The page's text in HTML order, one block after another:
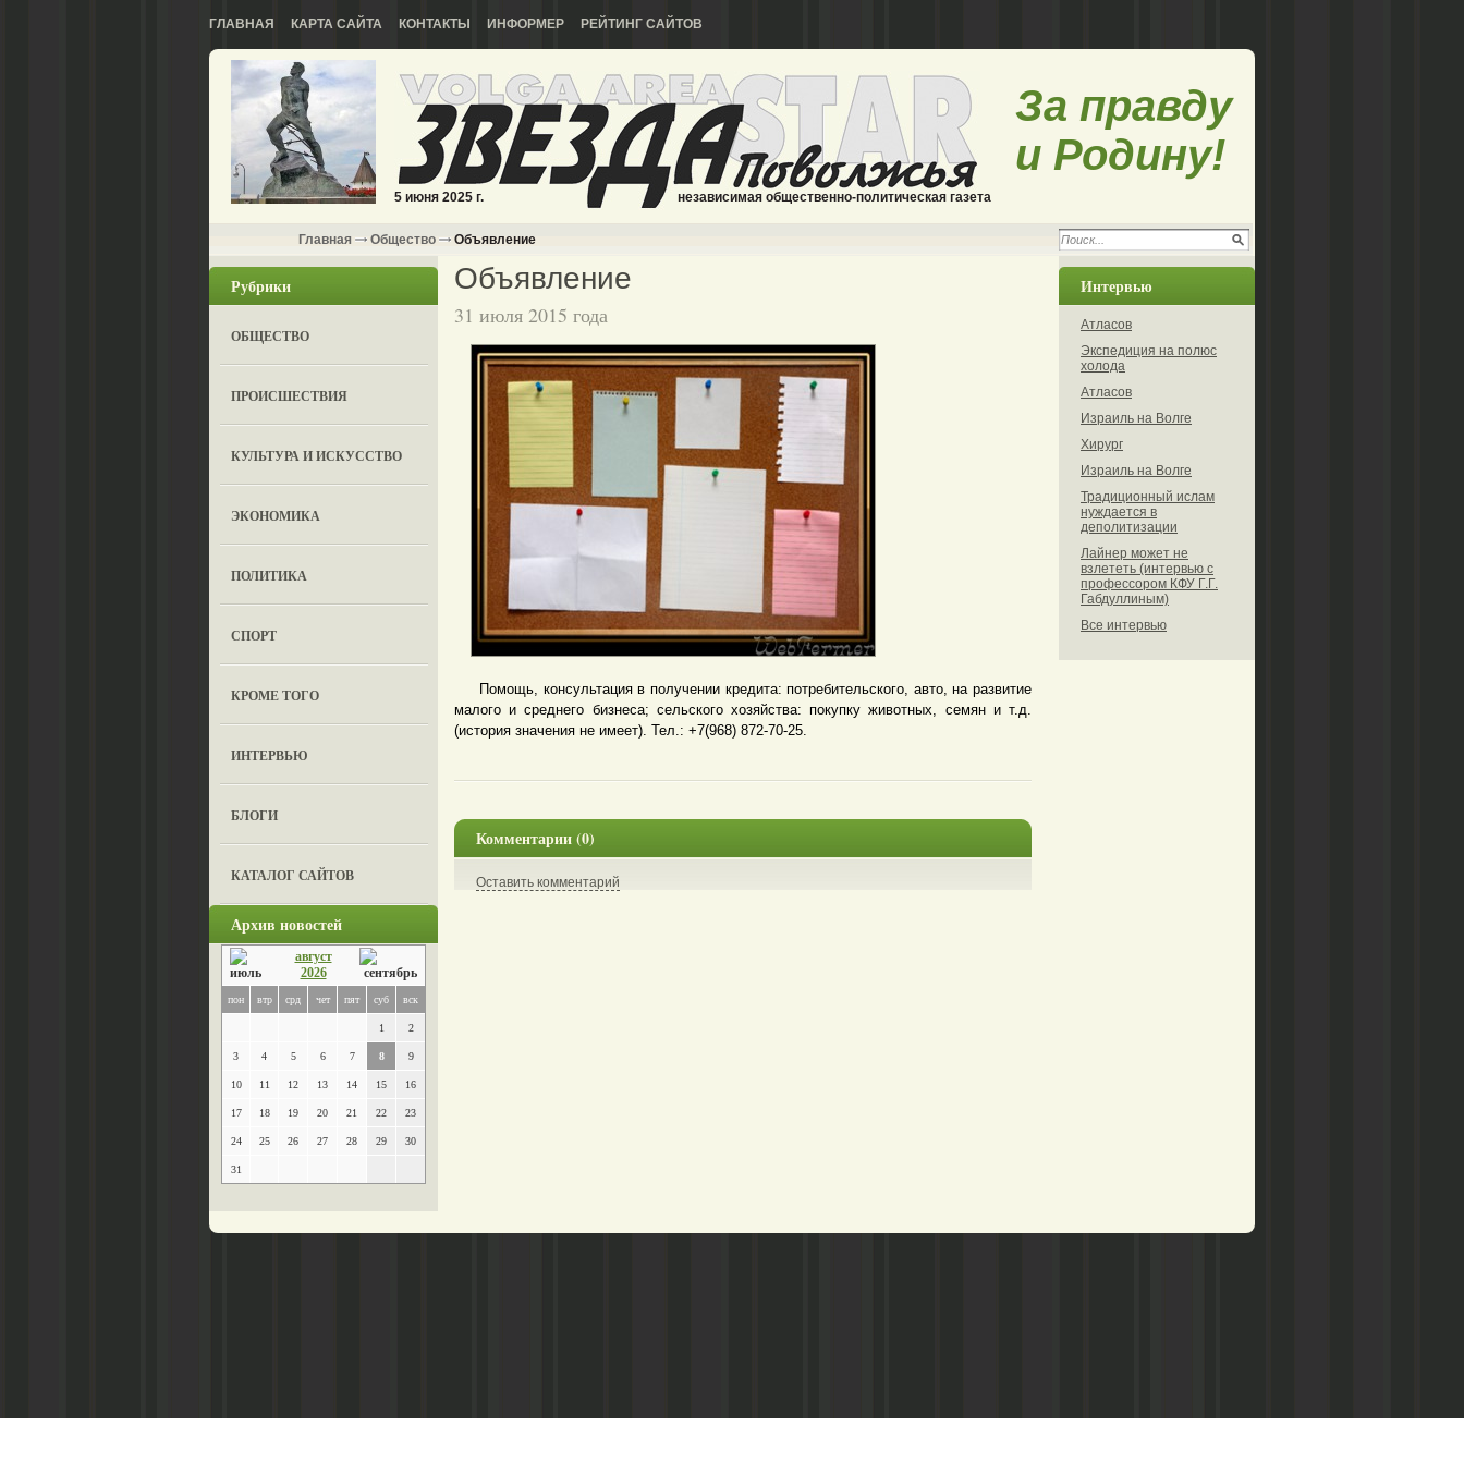
ГЛАВНАЯ КАРТА САЙТА КОНТАКТЫ ИНФОРМЕР РЕЙТИНГ САЙТОВ
5 июня 2025 г. независимая общественно-политическая газета
За правду
и Родину!
Главная Общество Объявление
Рубрики
ОБЩЕСТВО
ПРОИСШЕСТВИЯ
КУЛЬТУРА И ИСКУССТВО
ЭКОНОМИКА
ПОЛИТИКА
СПОРТ
КРОМЕ ТОГО
ИНТЕРВЬЮ
БЛОГИ
КАТАЛОГ САЙТОВ
Архив новостей
август
2026
пон втр срд чет пят суб вск
1 2
3 4 5 6 7 8 9
10 11 12 13 14 15 16
17 18 19 20 21 22 23
24 25 26 27 28 29 30
31
Объявление
31 июля 2015 года
Помощь, консультация в получении кредита: потребительского, авто, на развитие
малого и среднего бизнеса; сельского хозяйства: покупку животных, семян и т.д.
(история значения не имеет). Тел.: +7(968) 872-70-25.
Комментарии (0)
Оставить комментарий
Интервью
Атласов
Экспедиция на полюс
холода
Атласов
Израиль на Волге
Хирург
Израиль на Волге
Традиционный ислам
нуждается в
деполитизации
Лайнер может не
взлететь (интервью с
профессором КФУ Г.Г.
Габдуллиным)
Все интервью